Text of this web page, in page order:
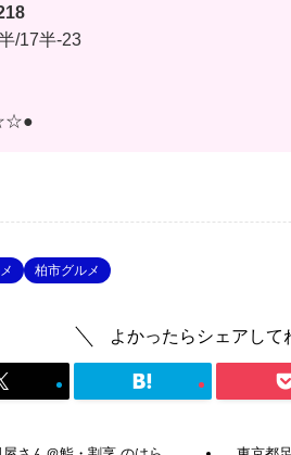
/17半-23
柏市グルメ
よかったらシェアして